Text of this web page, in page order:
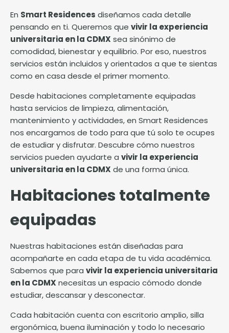
En Smart Residences diseñamos cada detalle
pensando en ti. Queremos que vivir la experiencia
universitaria en la CDMX sea sinónimo de
comodidad, bienestar y equilibrio. Por eso, nuestros
servicios están incluidos y orientados a que te sientas
como en casa desde el primer momento.
Desde habitaciones completamente equipadas
hasta servicios de limpieza, alimentación,
mantenimiento y actividades, en Smart Residences
nos encargamos de todo para que tú solo te ocupes
de estudiar y disfrutar. Descubre cómo nuestros
servicios pueden ayudarte a vivir la experiencia
universitaria en la CDMX de una forma única.
Habitaciones totalmente
equipadas
Nuestras habitaciones están diseñadas para
acompañarte en cada etapa de tu vida académica.
Sabemos que para vivir la experiencia universitaria
en la CDMX necesitas un espacio cómodo donde
estudiar, descansar y desconectar.
Cada habitación cuenta con escritorio amplio, silla
ergonómica, buena iluminación y todo lo necesario